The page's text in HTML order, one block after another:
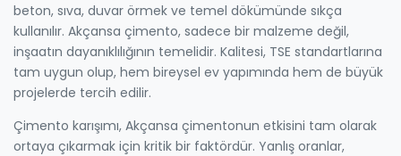
beton, sıva, duvar örmek ve temel dökümünde sıkça
kullanılır. Akçansa çimento, sadece bir malzeme değil,
inşaatın dayanıklılığının temelidir. Kalitesi, TSE standartlarına
tam uygun olup, hem bireysel ev yapımında hem de büyük
projelerde tercih edilir.
Çimento karışımı, Akçansa çimentonun etkisini tam olarak
ortaya çıkarmak için kritik bir faktördür. Yanlış oranlar,